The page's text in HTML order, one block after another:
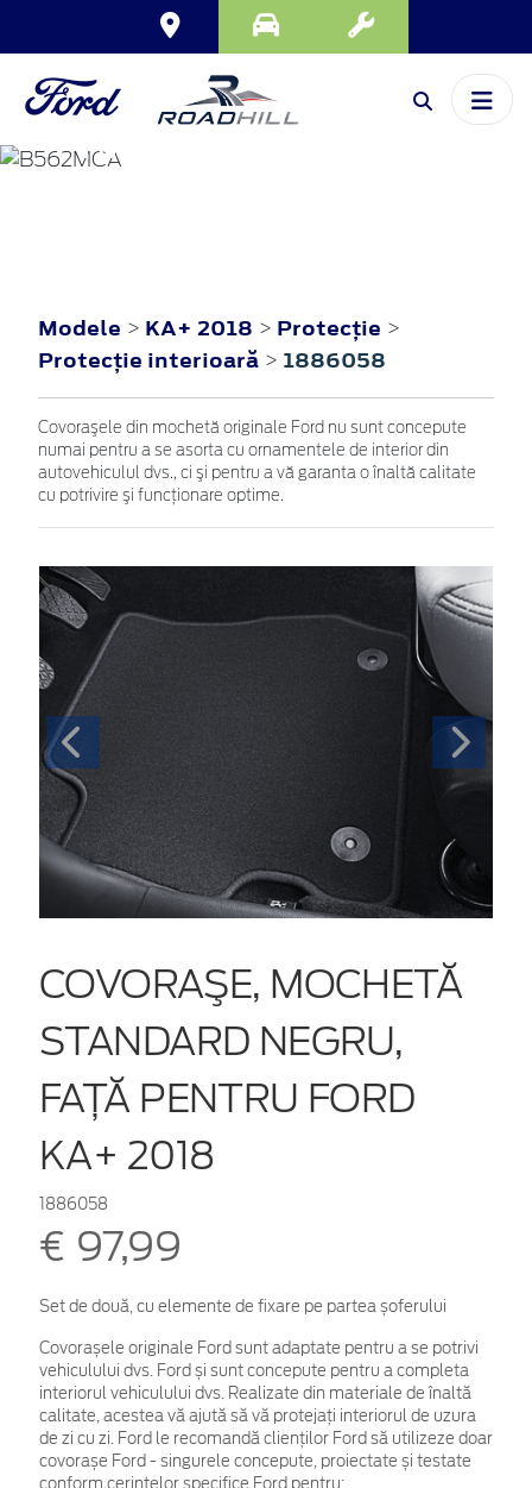
KA+
Modele > KA+ 2018 > Protecţie >
Protecţie interioară > 1886058
Covoraşele din mochetă originale Ford nu sunt concepute
numai pentru a se asorta cu ornamentele de interior din
autovehiculul dvs., ci şi pentru a vă garanta o înaltă calitate
cu potrivire şi funcţionare optime.
COVORAŞE, MOCHETĂ
STANDARD NEGRU,
FAȚĂ PENTRU FORD
KA+ 2018
1886058
€ 97,99
Set de două, cu elemente de fixare pe partea șoferului
Covorașele originale Ford sunt adaptate pentru a se potrivi
vehiculului dvs. Ford și sunt concepute pentru a completa
interiorul vehiculului dvs. Realizate din materiale de înaltă
calitate, acestea vă ajută să vă protejați interiorul de uzura
de zi cu zi. Ford le recomandă clienților Ford să utilizeze doar
covorașe Ford - singurele concepute, proiectate și testate
conform cerințelor specifice Ford pentru: